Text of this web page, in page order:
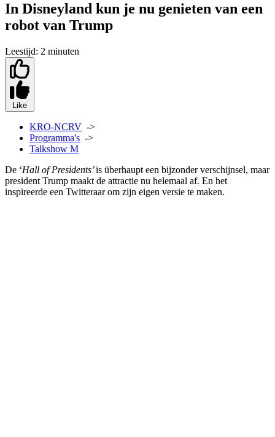
In Disneyland kun je nu genieten van een
robot van Trump
Leestijd: 2 minuten
Like
KRO-NCRV ->
Programma's ->
Talkshow M
De ‘Hall of Presidents’is überhaupt een bijzonder verschijnsel, maar
president Trump maakt de attractie nu helemaal af. En het
inspireerde een Twitteraar om zijn eigen versie te maken.